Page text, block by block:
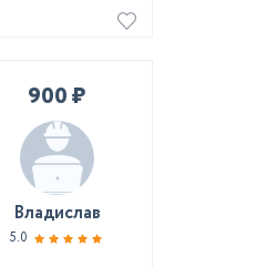
900 ₽
Владислав
5.0